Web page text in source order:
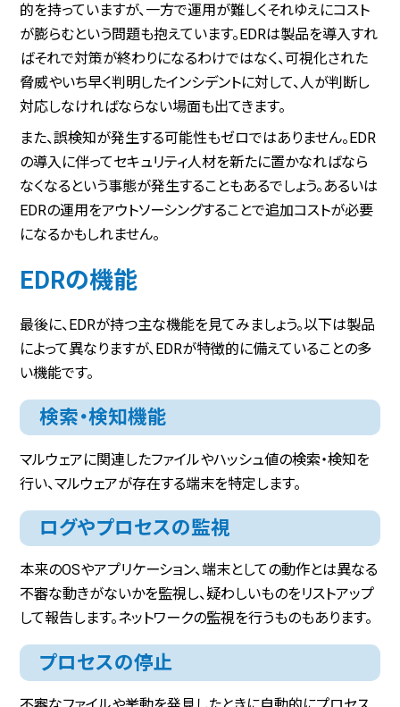
的を持っていますが、一方で運用が難しくそれゆえにコスト
が膨らむという問題も抱えています。EDRは製品を導入すれ
ばそれで対策が終わりになるわけではなく、可視化された
脅威やいち早く判明したインシデントに対して、人が判断し
対応しなければならない場面も出てきます。
また、誤検知が発生する可能性もゼロではありません。EDR
の導入に伴ってセキュリティ人材を新たに置かなればなら
なくなるという事態が発生することもあるでしょう。あるいは
EDRの運用をアウトソーシングすることで追加コストが必要
になるかもしれません。
EDRの機能
最後に、EDRが持つ主な機能を見てみましょう。以下は製品
によって異なりますが、EDRが特徴的に備えていることの多
い機能です。
検索・検知機能
マルウェアに関連したファイルやハッシュ値の検索・検知を
行い、マルウェアが存在する端末を特定します。
ログやプロセスの監視
本来のOSやアプリケーション、端末としての動作とは異なる
不審な動きがないかを監視し、疑わしいものをリストアップ
して報告します。ネットワークの監視を行うものもあります。
プロセスの停止